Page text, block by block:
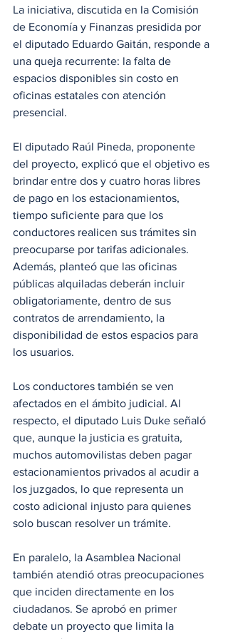
La iniciativa, discutida en la Comisión
de Economía y Finanzas presidida por
el diputado Eduardo Gaitán, responde a
una queja recurrente: la falta de
espacios disponibles sin costo en
oficinas estatales con atención
presencial.
El diputado Raúl Pineda, proponente
del proyecto, explicó que el objetivo es
brindar entre dos y cuatro horas libres
de pago en los estacionamientos,
tiempo suficiente para que los
conductores realicen sus trámites sin
preocuparse por tarifas adicionales.
Además, planteó que las oficinas
públicas alquiladas deberán incluir
obligatoriamente, dentro de sus
contratos de arrendamiento, la
disponibilidad de estos espacios para
los usuarios.
Los conductores también se ven
afectados en el ámbito judicial. Al
respecto, el diputado Luis Duke señaló
que, aunque la justicia es gratuita,
muchos automovilistas deben pagar
estacionamientos privados al acudir a
los juzgados, lo que representa un
costo adicional injusto para quienes
solo buscan resolver un trámite.
En paralelo, la Asamblea Nacional
también atendió otras preocupaciones
que inciden directamente en los
ciudadanos. Se aprobó en primer
debate un proyecto que limita la